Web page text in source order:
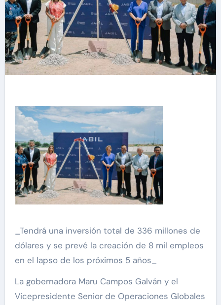
_Tendrá una inversión total de 336 millones de
dólares y se prevé la creación de 8 mil empleos
en el lapso de los próximos 5 años_
La gobernadora Maru Campos Galván y el
Vicepresidente Senior de Operaciones Globales